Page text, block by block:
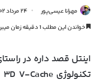
مهرانا عیسی‌پور ۲۴ مرداد ۱۴۰۲
خواندن این مطلب 1 دقیقه زمان میبرد